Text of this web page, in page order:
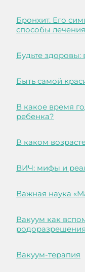
Бронхит. Его
способы лечения
Будьте
Быть самой
В какое время
ребенка?
В каком
ВИЧ: мифы и
Важная наука
Вакуум как
Вакуум-терапия